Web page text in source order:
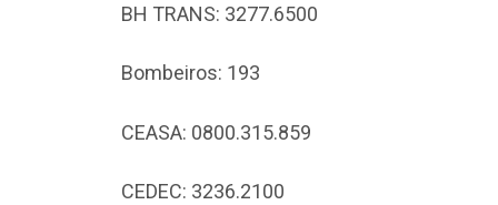
BH TRANS: 3277.6500
Bombeiros: 193
CEASA: 0800.315.859
CEDEC: 3236.2100